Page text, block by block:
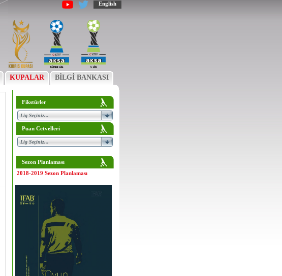
English
KUPALAR BİLGİ BANKASI
Fikstürler
Puan Cetvelleri
Sezon Planlaması
2018-2019 Sezon Planlaması